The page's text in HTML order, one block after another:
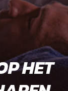
HET